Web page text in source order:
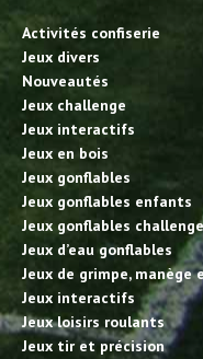
Activités confiserie
Jeux divers
Nouveautés
Jeux challenge
Jeux interactifs
Jeux en bois
Jeux gonflables
Jeux gonflables enfants
Jeux gonflables challenge
Jeux d’eau gonflables
Jeux de grimpe, manège
Jeux interactifs
Jeux loisirs roulants
Jeux tir et précision